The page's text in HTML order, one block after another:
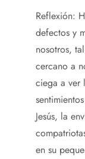
Reflexión:
defectos y
nosotros,
cercano a
ciega a ver
Jesús, la
en su